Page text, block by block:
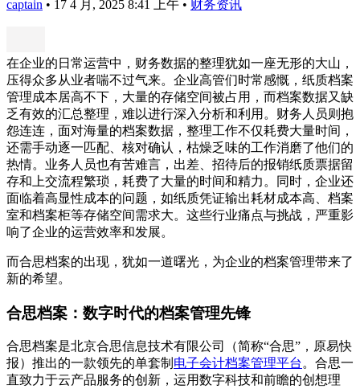
captain • 17 4 月, 2025 8:41 上午 • 财务资讯
在企业的日常运营中，财务数据的整理犹如一座无形的大山，
压得众多从业者喘不过气来。企业高管们时常感慨，纸质档案
管理成本居高不下，大量的存储空间被占用，而档案数据又缺
乏有效的汇总整理，难以进行深入分析和利用。财务人员则抱
怨连连，面对海量的档案数据，整理工作不仅耗费大量时间，
还需手动逐一匹配、核对确认，枯燥乏味的工作消磨了他们的
热情。业务人员也有苦难言，出差、招待后的报销纸质票据留
存和上交流程繁琐，耗费了大量的时间和精力。同时，企业还
面临着高显性成本的问题，如纸质凭证输出耗材成本高、档案
室和档案柜等存储空间需求大。这些行业痛点与挑战，严重影
响了企业的运营效率和发展。
而合思档案的出现，犹如一道曙光，为企业的档案管理带来了
新的希望。
合思档案：数字时代的档案管理先锋
合思档案是北京合思信息技术有限公司（简称“合思”，原易快
报）推出的一款领先的单套制 电子会计档案管理平台 。合思一
直致力于云产品服务的创新，运用数字科技和前瞻的创想理